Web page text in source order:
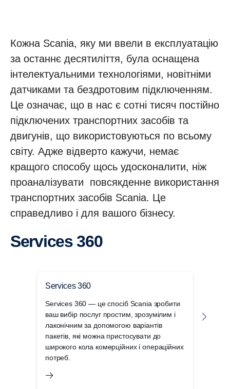
Кожна Scania, яку ми ввели в експлуатацію
за останнє десятиліття, була оснащена
інтелектуальними технологіями, новітніми
датчиками та бездротовим підключенням.
Це означає, що в нас є сотні тисяч постійно
підключених транспортних засобів та
двигунів, що використовуються по всьому
світу. Адже відверто кажучи, немає
кращого способу щось удосконалити, ніж
проаналізувати повсякденне використання
транспортних засобів Scania. Це
справедливо і для вашого бізнесу.
Services 360
Services 360
Services 360 — це спосіб Scania зробити
ваш вибір послуг простим, зрозумілим і
лаконічним за допомогою варіантів
пакетів, які можна пристосувати до
широкого кола комерційних і операційних
потреб.